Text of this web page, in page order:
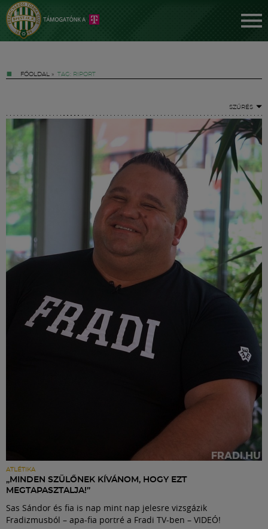
FŐOLDAL » TAG: RIPORT
SZŰRÉS
ATLÉTIKA
„MINDEN SZÜLŐNEK KÍVÁNOM, HOGY EZT
MEGTAPASZTALJA!”
Sas Sándor és fia is nap mint nap jelesre vizsgázik
Fradizmusból – apa-fia portré a Fradi TV-ben – VIDEÓ!
Jegyek
FM YouTube +
Hírek
Szakosztályok
Shop